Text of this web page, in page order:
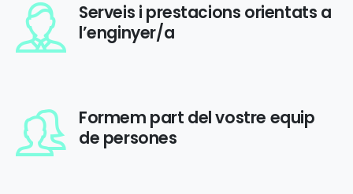
Serveis i prestacions orientats a
l’enginyer/a
Formem part del vostre equip
de persones